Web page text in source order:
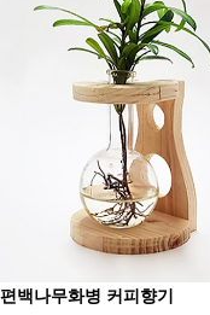
편백나무화병 커피향기